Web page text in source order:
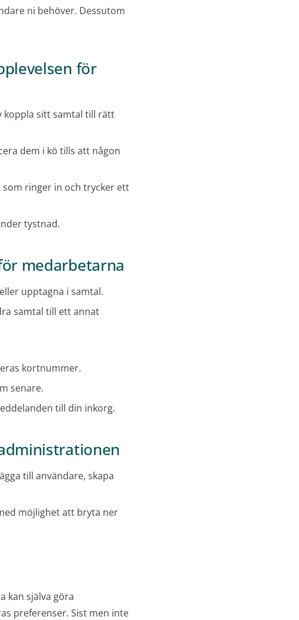
ni behöver. Dessutom
för
koppla sitt samtal till rätt
dem i kö tills att någon
ringer in och trycker ett
tystnad.
medarbetarna
upptagna i samtal.
samtal till ett annat
kortnummer.
senare.
till din inkorg.
till användare, skapa
möjlighet att bryta ner
kan själva göra
preferenser. Sist men inte